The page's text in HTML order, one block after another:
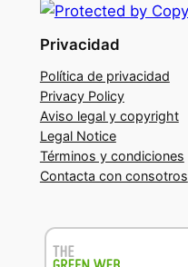
Privacidad
Política de privacidad
Privacy Policy
Aviso legal y copyright
Legal Notice
Términos y condiciones
Contacta con consotros